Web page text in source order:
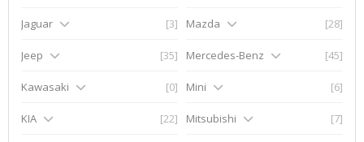
Jaguar [3]
Jeep [35]
Kawasaki [0]
KIA [22]
Mazda [28]
Mercedes-Benz [45]
Mini [6]
Mitsubishi [7]